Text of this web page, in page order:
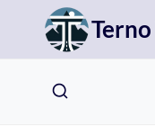
Přeskočit
obsah